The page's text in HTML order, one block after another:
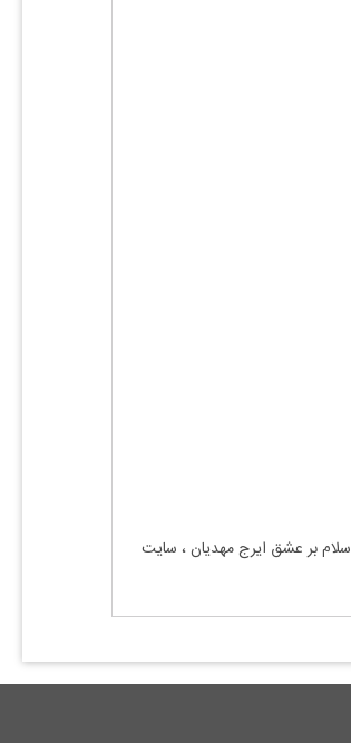
سلام بر عشق ایرج مهدیان، سایت